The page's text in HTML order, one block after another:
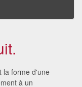
la forme d'une
à un